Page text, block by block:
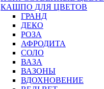
КАШПО ДЛЯ ЦВЕТОВ
ГРАНД
ДЕКО
РОЗА
АФРОДИТА
СОЛО
ВАЗА
ВАЗОНЫ
ВДОХНОВЕНИЕ